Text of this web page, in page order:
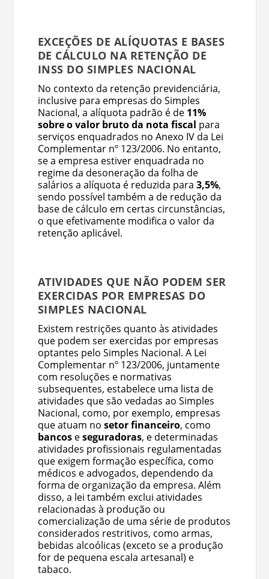
EXCEÇÕES DE ALÍQUOTAS E BASES
DE CÁLCULO NA RETENÇÃO DE
INSS DO SIMPLES NACIONAL
No contexto da retenção previdenciária,
inclusive para empresas do Simples
Nacional, a alíquota padrão é de 11%
sobre o valor bruto da nota fiscal para
serviços enquadrados no Anexo IV da Lei
Complementar nº 123/2006. No entanto,
se a empresa estiver enquadrada no
regime da desoneração da folha de
salários a alíquota é reduzida para 3,5%,
sendo possível também a de redução da
base de cálculo em certas circunstâncias,
o que efetivamente modifica o valor da
retenção aplicável.
ATIVIDADES QUE NÃO PODEM SER
EXERCIDAS POR EMPRESAS DO
SIMPLES NACIONAL
Existem restrições quanto às atividades
que podem ser exercidas por empresas
optantes pelo Simples Nacional. A Lei
Complementar nº 123/2006, juntamente
com resoluções e normativas
subsequentes, estabelece uma lista de
atividades que são vedadas ao Simples
Nacional, como, por exemplo, empresas
que atuam no setor financeiro, como
bancoseseguradoras, e determinadas
atividades profissionais regulamentadas
que exigem formação específica, como
médicos e advogados, dependendo da
forma de organização da empresa. Além
disso, a lei também exclui atividades
relacionadas à produção ou
comercialização de uma série de produtos
considerados restritivos, como armas,
bebidas alcoólicas (exceto se a produção
for de pequena escala artesanal) e
tabaco.